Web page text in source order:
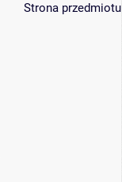
Strona przedmiotu